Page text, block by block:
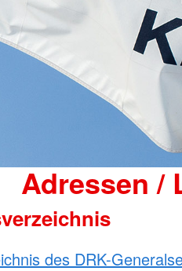
Adressen /
des DRK-